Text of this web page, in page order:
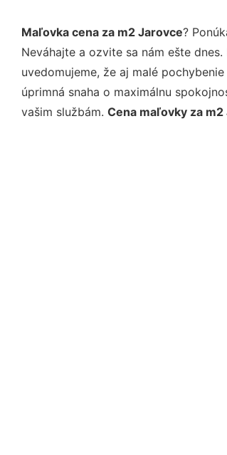
Maľovka cena za m2 Jarovce?
Neváhajte a ozvite sa nám ešte
uvedomujeme, že aj malé
úprimná snaha o maximálnu
vašim službám. Cena maľovky za m2